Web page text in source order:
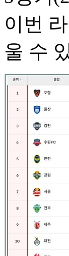
이번
울 수